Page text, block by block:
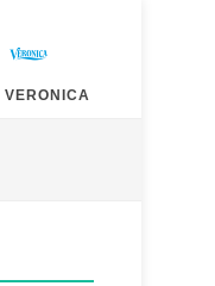
VERONICA